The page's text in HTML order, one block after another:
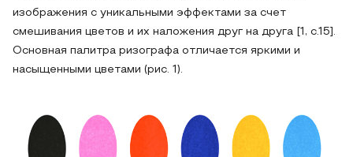
изображения с уникальными эффектами за счет
смешивания цветов и их наложения друг на друга [1, с.15].
Основная палитра ризографа отличается яркими и
насыщенными цветами (рис. 1).